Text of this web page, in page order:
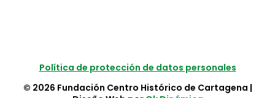
Política de protección de datos personales
© 2026 Fundación Centro Histórico de Cartagena |